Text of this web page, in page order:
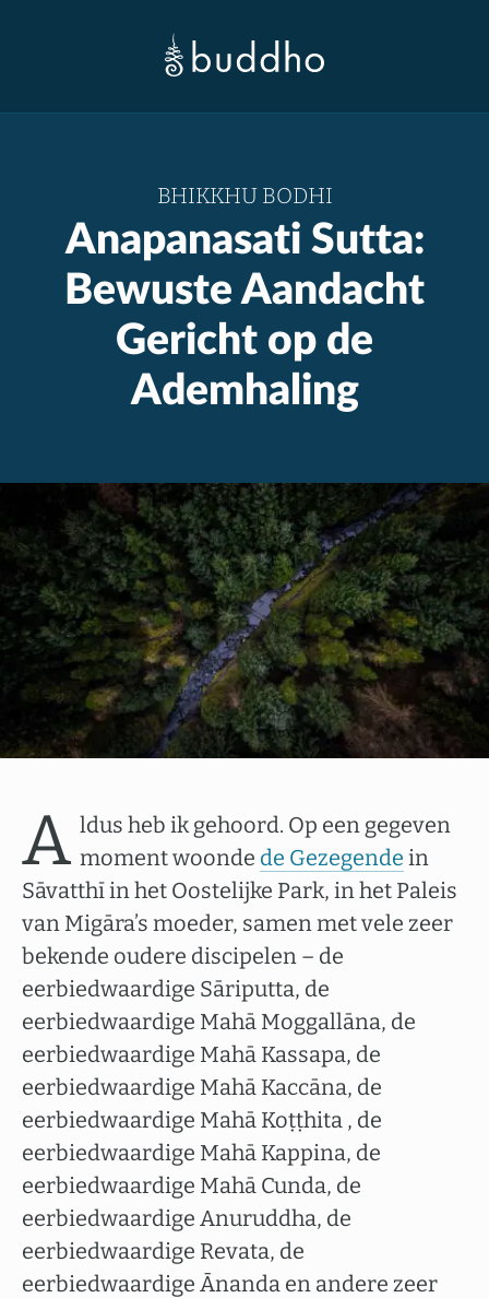
BHIKKHU BODHI
Anapanasati Sutta:
Bewuste Aandacht
Gericht op de
Ademhaling
A ldus heb ik gehoord. Op een gegeven
moment woonde de Gezegende in
Sāvatthī in het Oostelijke Park, in het Paleis
van Migāra’s moeder, samen met vele zeer
bekende oudere discipelen – de
eerbiedwaardige Sāriputta, de
eerbiedwaardige Mahā Moggallāna, de
eerbiedwaardige Mahā Kassapa, de
eerbiedwaardige Mahā Kaccāna, de
eerbiedwaardige Mahā Koṭṭhita , de
eerbiedwaardige Mahā Kappina, de
eerbiedwaardige Mahā Cunda, de
eerbiedwaardige Anuruddha, de
eerbiedwaardige Revata, de
eerbiedwaardige Ānanda en andere zeer